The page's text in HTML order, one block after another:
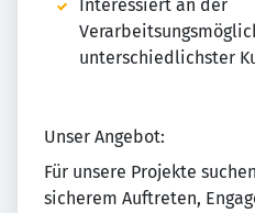
Interessiert an der
unterschiedlichster
Unser Angebot:
Für unsere Projekte
sicherem Auftreten,